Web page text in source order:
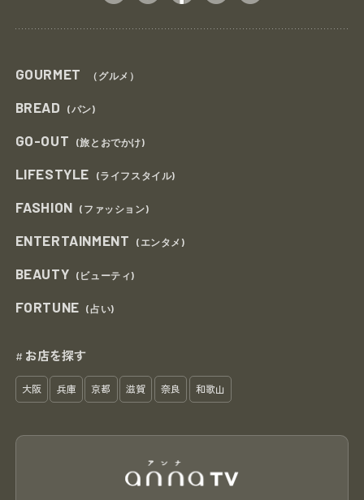
GOURMET （グルメ）
BREAD (パン)
GO-OUT (旅とおでかけ)
LIFESTYLE (ライフスタイル)
FASHION (ファッション)
ENTERTAINMENT (エンタメ)
BEAUTY (ビューティ)
FORTUNE (占い)
# お店を探す
大阪 兵庫 京都 滋賀 奈良 和歌山